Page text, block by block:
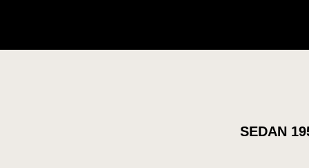
SEDAN